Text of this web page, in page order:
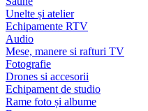
Unelte și atelier
Echipamente RTV
Audio
Mese, manere si rafturi TV
Fotografie
Drones si accesorii
Echipament de studio
Rame foto și albume